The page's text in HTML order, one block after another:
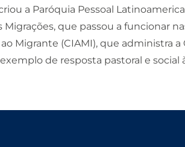
a Paróquia Pessoal
que passou a funcionar
Migrante (CIAMI), que administra
de resposta pastoral e